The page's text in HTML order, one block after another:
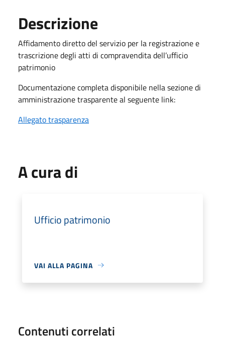
Descrizione
Affidamento diretto del servizio per la registrazione e
trascrizione degli atti di compravendita dell’ufficio
patrimonio
Documentazione completa disponibile nella sezione di
amministrazione trasparente al seguente link:
Allegato trasparenza
A cura di
Ufficio patrimonio
VAI ALLA PAGINA
Contenuti correlati